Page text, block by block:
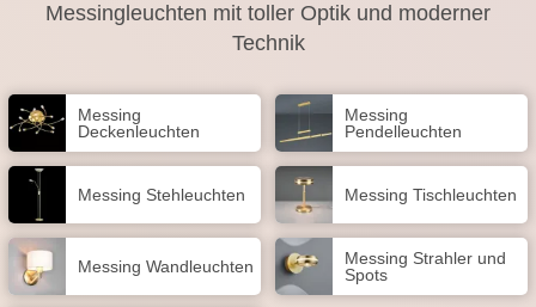
Messingleuchten mit toller Optik und moderner
Technik
Messing
Deckenleuchten
Messing
Pendelleuchten
Messing Stehleuchten Messing Tischleuchten
Messing Wandleuchten
Messing Strahler und
Spots